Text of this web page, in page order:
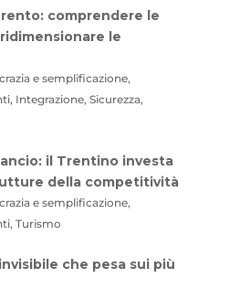
comprendere le
le
e semplificazione,
Integrazione, Sicurezza,
il Trentino investa
della competitività
e semplificazione,
Turismo
che pesa sui più